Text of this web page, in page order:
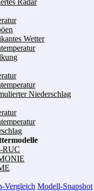
Radar
Wetter
Niederschlag
RUC
Vergleich Modell-Snapshot